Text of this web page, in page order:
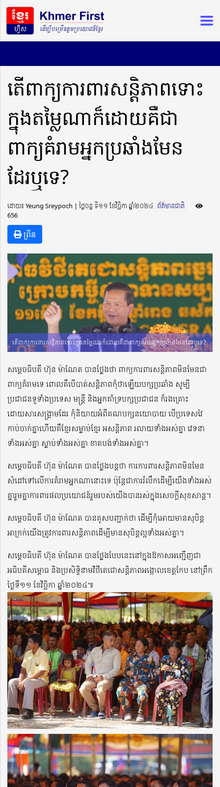
តើពាក្យការពារសន្តិភាពទោះ
ក្នុងតម្លៃណាក៏ដោយគឺជា
ពាក្យគំរាមអ្នកប្រឆំាងមែន
ដែរឬទេ?
ដោយ៖ Yeung Sreypoch ​​ | ថ្ងៃចន្ទ ទី១១ ខែវិច្ឆិកា ឆ្នាំ២០២៤ ព័ត៌មានជាតិ
656
ព្រីន
តើពាក្យការពារសន្តិភាពទោះក្នុងតម្លៃណាក៏ដោយគឺជាពាក្យគំរាមអ្នកប្រឆំាងមែនដែរឬទេ?
សម្តេចធិបតី ហ៊ុន ម៉ាណែត បានថ្លែងថា ពាក្យការពារសន្តិភាពមិនមែនជា
ពាក្យគំរាមទេ ពោលគឺបើបាត់សន្តិភាពកុំថាឡើយបក្សប្រឆាំង សូម្បី
ប្រជាជនទូទាំងប្រទេស មន្រ្តី និងអ្នកគាំទ្របក្សប្រជាជន ក៏រងគ្រោះ
ដោយសារសង្រ្គាមដែរ កុំនិយាយអំពីគណបក្សនយោបាយ បើប្រទេសវៃ
កាប់ចាក់គ្នាហើយគឺខ្មែរសម្លាប់ខ្មែរ អសន្តិភាព រលាយទាំងអស់គ្នា វេទនា
ទាំងអស់គ្នា ស្លាប់ទាំងអស់គ្នា ខាតបង់ទាំងអស់គ្នា។
សម្តេចធិបតី ហ៊ុន ម៉ាណែត បានថ្លែងបន្តថា ការការពារសន្តិភាពមិនមែន
សំដៅទៅលើការគំរាមអ្នកណានោះទេ ប៉ុន្តែជាការរំលឹកដើម្បីយើងទាំងអស់
គ្នារួមគ្នាការពារផលប្រយោជន៍រួមរបស់យើងបានរស់ក្នុងសេចក្តីសុខសាន្ត។
សម្តេចធិបតី ហ៊ុន ម៉ាណែត បានគូសបញ្ជាក់ថា ដើម្បីកុំអោយមានសុបិន្ត
អាក្រក់យើងត្រូវការពារសន្តិភាពដើម្បីមានសុបិន្តល្អទាំងអស់គ្នា។
សម្តេចធិបតី ហ៊ុន ម៉ាណែត បានថ្លែងបែបនេះនៅក្នុងឱកាសអញ្ជើញជា
អធិបតីសម្ពោធ និងប្រសិទ្ធិនាមវិថីតេជោសន្តិភាពអង្កោលខេត្តកែប នៅព្រឹក
ថ្ងៃទី១១ ខែវិច្ឆិកា ឆ្នាំ២០២៤៕